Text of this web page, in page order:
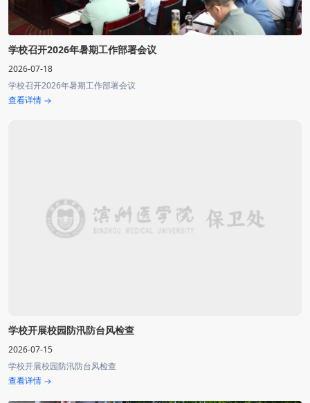
学校召开2026年暑期工作部署会议
2026-07-18
学校召开2026年暑期工作部署会议
查看详情
学校开展校园防汛防台风检查
2026-07-15
学校开展校园防汛防台风检查
查看详情